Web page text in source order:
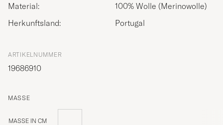
Material:
100% Wolle (Merinowolle)
Herkunftsland:
Portugal
ARTIKELNUMMER
19686910
MASSE
MASSE IN CM